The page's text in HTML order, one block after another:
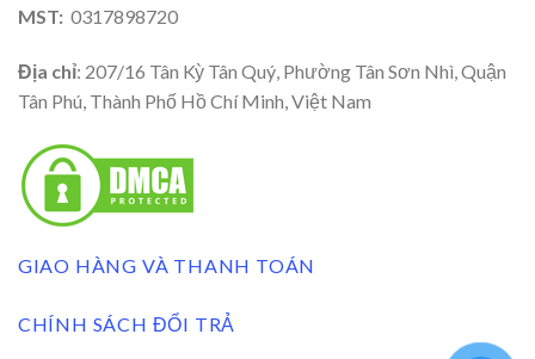
MST: 0317898720
Địa chỉ: 207/16 Tân Kỳ Tân Quý, Phường Tân Sơn Nhì, Quận
Tân Phú, Thành Phố Hồ Chí Minh, Việt Nam
GIAO HÀNG VÀ THANH TOÁN
CHÍNH SÁCH ĐỔI TRẢ